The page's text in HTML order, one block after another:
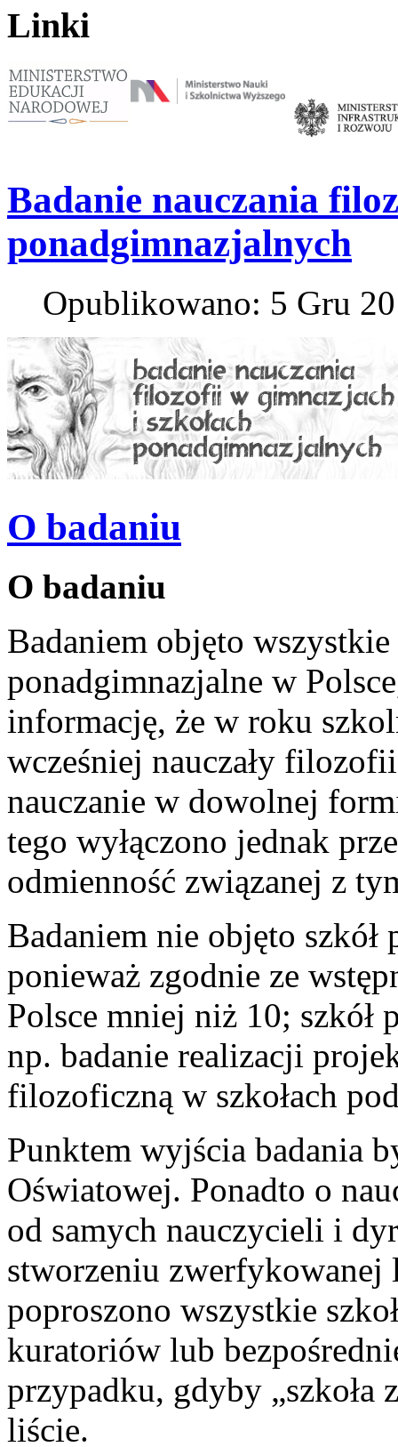
Linki
Badanie nauczania
ponadgimnazjalnych
Opublikowano: 5 Gru
O badaniu
O badaniu
Badaniem objęto
ponadgimnazjalne w
informację, że w roku
wcześniej nauczały
nauczanie w dowolnej
tego wyłączono jednak
odmienność związanej z
Badaniem nie objęto
ponieważ zgodnie ze
Polsce mniej niż 10; szkół
np. badanie realizacji
filozoficzną w szkołach
Punktem wyjścia badania
Oświatowej. Ponadto o
od samych nauczycieli i
stworzeniu zwerfykowanej
poproszono wszystkie
kuratoriów lub
przypadku, gdyby „szkoła
liście.